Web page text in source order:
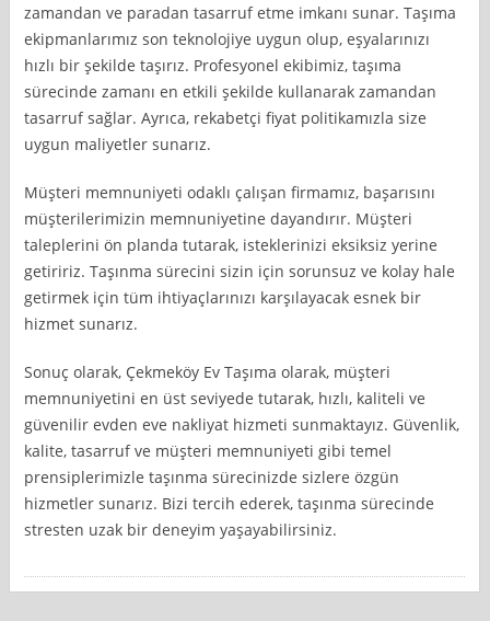
zamandan ve paradan tasarruf etme imkanı sunar. Taşıma
ekipmanlarımız son teknolojiye uygun olup, eşyalarınızı
hızlı bir şekilde taşırız. Profesyonel ekibimiz, taşıma
sürecinde zamanı en etkili şekilde kullanarak zamandan
tasarruf sağlar. Ayrıca, rekabetçi fiyat politikamızla size
uygun maliyetler sunarız.
Müşteri memnuniyeti odaklı çalışan firmamız, başarısını
müşterilerimizin memnuniyetine dayandırır. Müşteri
taleplerini ön planda tutarak, isteklerinizi eksiksiz yerine
getiririz. Taşınma sürecini sizin için sorunsuz ve kolay hale
getirmek için tüm ihtiyaçlarınızı karşılayacak esnek bir
hizmet sunarız.
Sonuç olarak, Çekmeköy Ev Taşıma olarak, müşteri
memnuniyetini en üst seviyede tutarak, hızlı, kaliteli ve
güvenilir evden eve nakliyat hizmeti sunmaktayız. Güvenlik,
kalite, tasarruf ve müşteri memnuniyeti gibi temel
prensiplerimizle taşınma sürecinizde sizlere özgün
hizmetler sunarız. Bizi tercih ederek, taşınma sürecinde
stresten uzak bir deneyim yaşayabilirsiniz.